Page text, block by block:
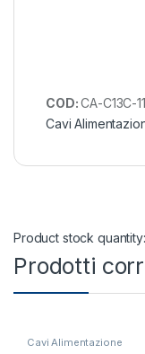
COD:CA-C13C-
Cavi
Product stock quantity:
Prodotti
Cavi Alimentazione